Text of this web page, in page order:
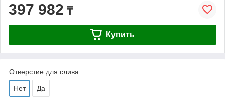
397 982 ₸
Купить
Отверстие для слива
Нет Да